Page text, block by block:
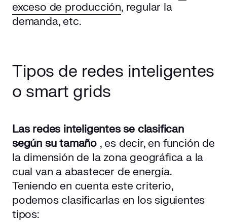
exceso de producción, regular la
demanda, etc.
Tipos de redes inteligentes
o smart grids
Las redes inteligentes se clasifican
según su tamaño , es decir, en función de
la dimensión de la zona geográfica a la
cual van a abastecer de energía.
Teniendo en cuenta este criterio,
podemos clasificarlas en los siguientes
tipos: